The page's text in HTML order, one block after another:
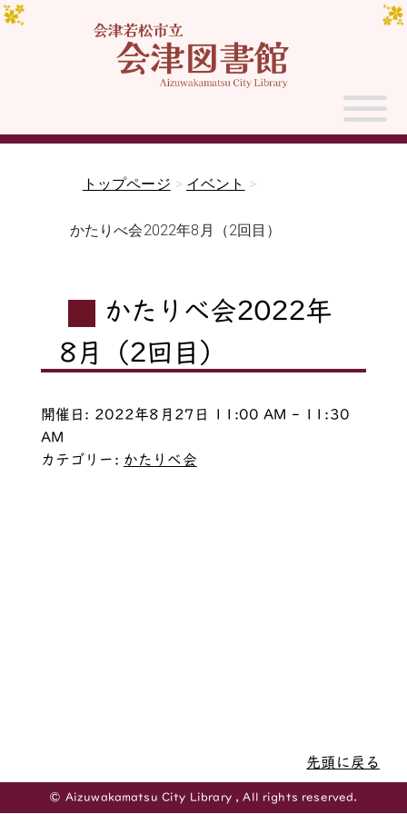
トップページ > イベント >
かたりべ会2022年8月（2回目）
かたりべ会2022年
8月（2回目）
開催日: 2022年8月27日 11:00 AM - 11:30
AM
カテゴリー: かたりべ会
先頭に戻る
© Aizuwakamatsu City Library , All rights reserved.